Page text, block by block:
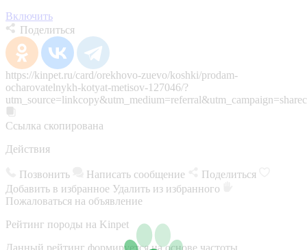
Включить
Поделиться
https://kinpet.ru/card/orekhovo-zuevo/koshki/prodam-
ocharovatelnykh-kotyat-metisov-127046/?
Ссылка скопирована
Действия
Позвонить Написать сообщение
Поделиться
Добавить в избранное Удалить из избранного
Пожаловаться на объявление
Рейтинг породы на Kinpet
Данный рейтинг формируется на основе частоты